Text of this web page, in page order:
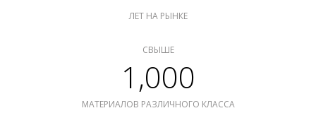
ЛЕТ НА РЫНКЕ
СВЫШЕ
1,000
МАТЕРИАЛОВ РАЗЛИЧНОГО КЛАССА